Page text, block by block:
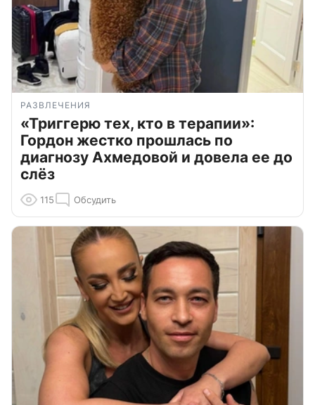
РАЗВЛЕЧЕНИЯ
«Триггерю тех, кто в терапии»:
Гордон жестко прошлась по
диагнозу Ахмедовой и довела ее до
слёз
115 Обсудить